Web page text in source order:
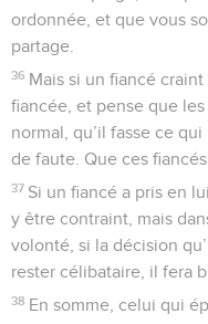
ordonnée, et que vous
partage.
36 Mais si un fiancé
fiancée, et pense que
normal, qu’il fasse ce
de faute. Que ces
37 Si un fiancé a pris en
y être contraint, mais
volonté, si la décision
rester célibataire, il fera
38 En somme, celui qui